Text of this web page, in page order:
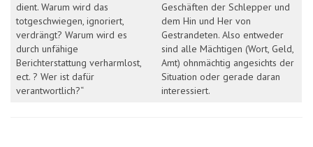
dient. Warum wird das
totgeschwiegen, ignoriert,
verdrängt? Warum wird es
durch unfähige
Berichterstattung verharmlost,
ect. ? Wer ist dafür
verantwortlich?“
Geschäften der Schlepper und
dem Hin und Her von
Gestrandeten. Also entweder
sind alle Mächtigen (Wort, Geld,
Amt) ohnmächtig angesichts der
Situation oder gerade daran
interessiert.